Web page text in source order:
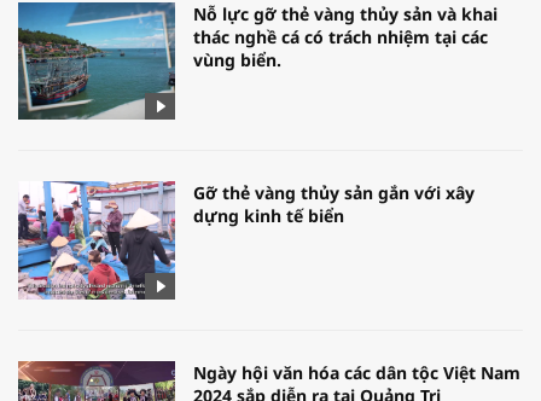
Nỗ lực gỡ thẻ vàng thủy sản và khai
thác nghề cá có trách nhiệm tại các
vùng biển.
Gỡ thẻ vàng thủy sản gắn với xây
dựng kinh tế biển
Ngày hội văn hóa các dân tộc Việt Nam
2024 sắp diễn ra tại Quảng Trị